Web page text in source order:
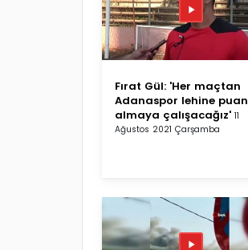
Fırat Gül: 'Her maçtan
Adanaspor lehine puan
almaya çalışacağız' 11
Ağustos 2021 Çarşamba